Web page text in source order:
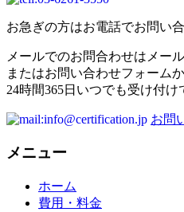
お急ぎの方はお電話でお問い
メールでのお問合わせはメー
またはお問い合わせフォーム
24時間365日いつでも受け付け
お問
メニュー
ホーム
費用・料金